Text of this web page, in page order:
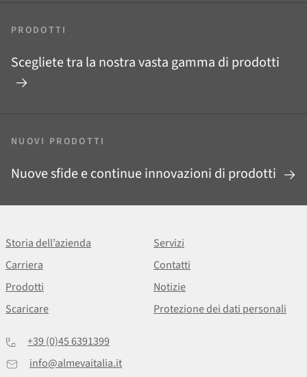
PRODOTTI
Scegliete tra la nostra vasta gamma di prodotti
NUOVI PRODOTTI
Nuove sfide e continue innovazioni di prodotti
Storia dell’azienda
Servizi
Carriera
Contatti
Prodotti
Notizie
Scaricare
Protezione dei dati personali
+39 (0)45 6391399
info@almevaitalia.it